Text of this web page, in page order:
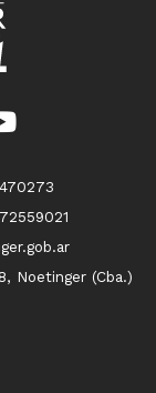
Noetinger (Cba.)